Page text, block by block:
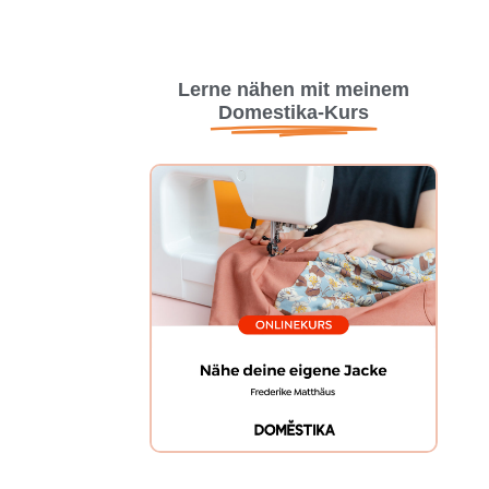
Lerne nähen mit meinem
Domestika-Kurs